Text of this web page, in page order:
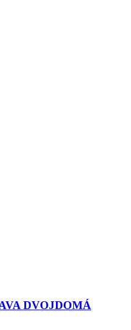
DVOJDOMÁ